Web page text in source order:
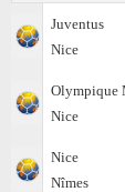
Juventus
Nice
Olympique
Nice
Nice
Nîmes